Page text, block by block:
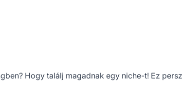
Hogy találj magadnak egy niche-t! Ez